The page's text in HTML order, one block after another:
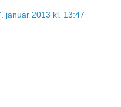
januar 2013 kl. 13:47